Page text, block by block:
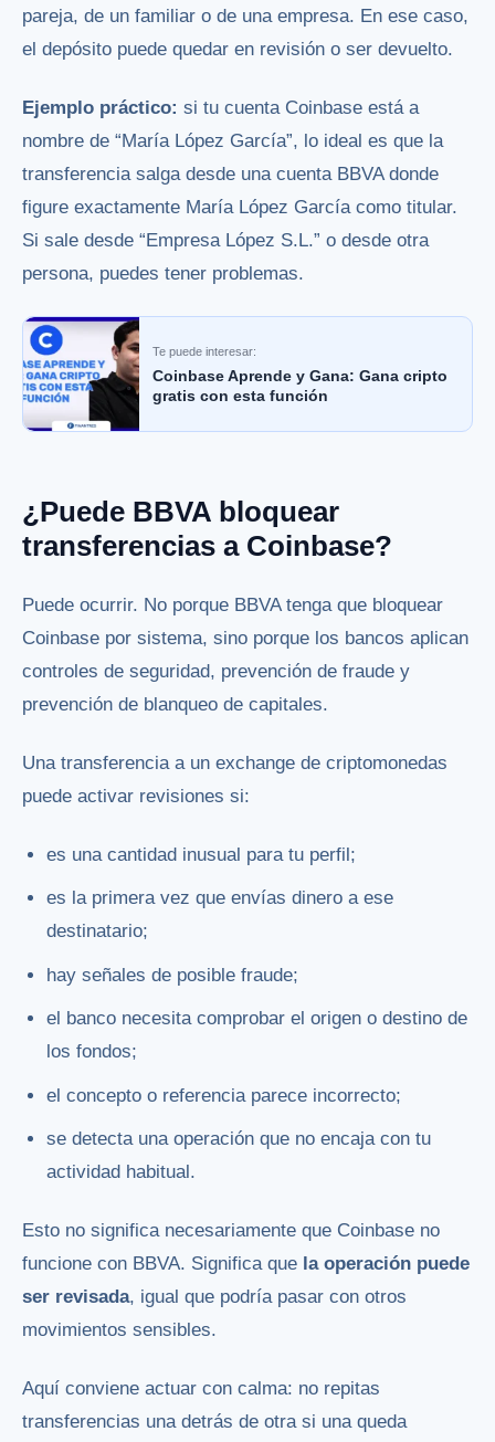
pareja, de un familiar o de una empresa. En ese caso,
el depósito puede quedar en revisión o ser devuelto.
Ejemplo práctico: si tu cuenta Coinbase está a
nombre de “María López García”, lo ideal es que la
transferencia salga desde una cuenta BBVA donde
figure exactamente María López García como titular.
Si sale desde “Empresa López S.L.” o desde otra
persona, puedes tener problemas.
Te puede interesar:
Coinbase Aprende y Gana: Gana cripto
gratis con esta función
¿Puede BBVA bloquear
transferencias a Coinbase?
Puede ocurrir. No porque BBVA tenga que bloquear
Coinbase por sistema, sino porque los bancos aplican
controles de seguridad, prevención de fraude y
prevención de blanqueo de capitales.
Una transferencia a un exchange de criptomonedas
puede activar revisiones si:
es una cantidad inusual para tu perfil;
es la primera vez que envías dinero a ese
destinatario;
hay señales de posible fraude;
el banco necesita comprobar el origen o destino de
los fondos;
el concepto o referencia parece incorrecto;
se detecta una operación que no encaja con tu
actividad habitual.
Esto no significa necesariamente que Coinbase no
funcione con BBVA. Significa que la operación puede
ser revisada, igual que podría pasar con otros
movimientos sensibles.
Aquí conviene actuar con calma: no repitas
transferencias una detrás de otra si una queda